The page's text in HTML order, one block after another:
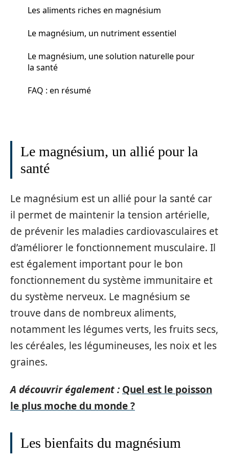
Les aliments riches en magnésium
Le magnésium, un nutriment essentiel
Le magnésium, une solution naturelle pour
la santé
FAQ : en résumé
Le magnésium, un allié pour la
santé
Le magnésium est un allié pour la santé car
il permet de maintenir la tension artérielle,
de prévenir les maladies cardiovasculaires et
d’améliorer le fonctionnement musculaire. Il
est également important pour le bon
fonctionnement du système immunitaire et
du système nerveux. Le magnésium se
trouve dans de nombreux aliments,
notamment les légumes verts, les fruits secs,
les céréales, les légumineuses, les noix et les
graines.
A découvrir également : Quel est le poisson
le plus moche du monde ?
Les bienfaits du magnésium